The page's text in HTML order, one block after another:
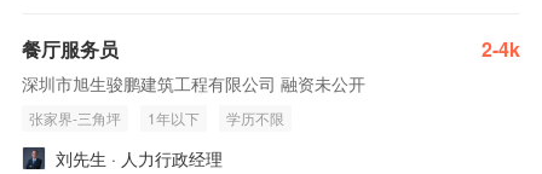
餐厅服务员 2-4k
深圳市旭生骏鹏建筑工程有限公司 融资未公开
张家界-三角坪 1年以下 学历不限
刘先生 · 人力行政经理